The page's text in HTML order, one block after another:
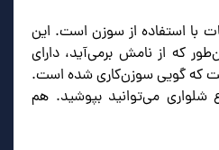
با استفاده از سوزن است. این
که از نامش برمی‌آید، دارای
که گویی سوزن‌کاری شده است.
شلواری می‌توانید بپوشید. هم